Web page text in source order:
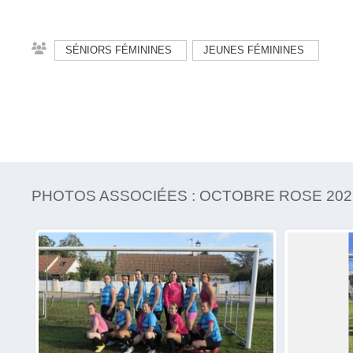
SÉNIORS FÉMININES JEUNES FÉMININES
PHOTOS ASSOCIÉES : OCTOBRE ROSE